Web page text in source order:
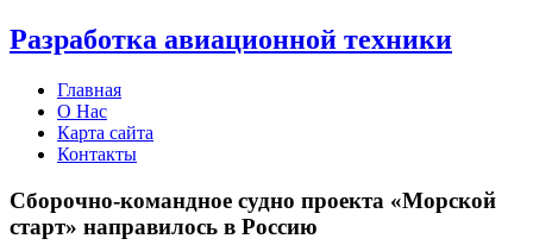
Разработка авиационной техники
Главная
О Нас
Карта сайта
Контакты
Сборочно-командное судно проекта «Морской
старт» направилось в Россию